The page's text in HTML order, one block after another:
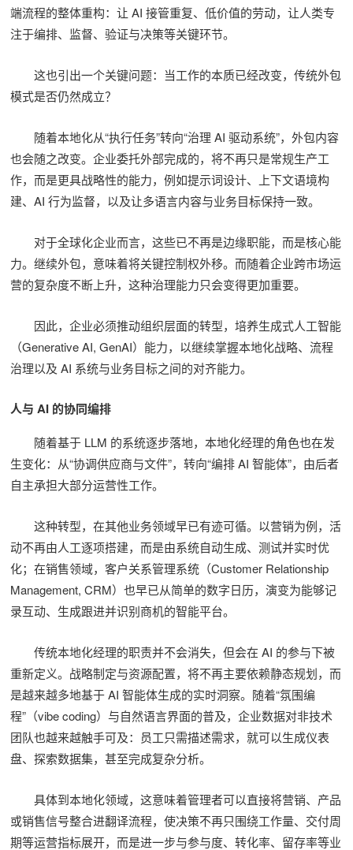
端流程的整体重构：让 AI 接管重复、低价值的劳动，让人类专
注于编排、监督、验证与决策等关键环节。
这也引出一个关键问题：当工作的本质已经改变，传统外包
模式是否仍然成立？
随着本地化从“执行任务”转向“治理 AI 驱动系统”，外包内容
也会随之改变。企业委托外部完成的，将不再只是常规生产工
作，而是更具战略性的能力，例如提示词设计、上下文语境构
建、AI 行为监督，以及让多语言内容与业务目标保持一致。
对于全球化企业而言，这些已不再是边缘职能，而是核心能
力。继续外包，意味着将关键控制权外移。而随着企业跨市场运
营的复杂度不断上升，这种治理能力只会变得更加重要。
因此，企业必须推动组织层面的转型，培养生成式人工智能
（Generative AI, GenAI）能力，以继续掌握本地化战略、流程
治理以及 AI 系统与业务目标之间的对齐能力。
人与 AI 的协同编排
随着基于 LLM 的系统逐步落地，本地化经理的角色也在发
生变化：从“协调供应商与文件”，转向“编排 AI 智能体”，由后者
自主承担大部分运营性工作。
这种转型，在其他业务领域早已有迹可循。以营销为例，活
动不再由人工逐项搭建，而是由系统自动生成、测试并实时优
化；在销售领域，客户关系管理系统（Customer Relationship
Management, CRM）也早已从简单的数字日历，演变为能够记
录互动、生成跟进并识别商机的智能平台。
传统本地化经理的职责并不会消失，但会在 AI 的参与下被
重新定义。战略制定与资源配置，将不再主要依赖静态规划，而
是越来越多地基于 AI 智能体生成的实时洞察。随着“氛围编
程”（vibe coding）与自然语言界面的普及，企业数据对非技术
团队也越来越触手可及：员工只需描述需求，就可以生成仪表
盘、探索数据集，甚至完成复杂分析。
具体到本地化领域，这意味着管理者可以直接将营销、产品
或销售信号整合进翻译流程，使决策不再只围绕工作量、交付周
期等运营指标展开，而是进一步与参与度、转化率、留存率等业